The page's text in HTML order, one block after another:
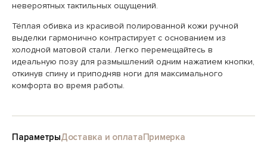
невероятных тактильных ощущений.
Тёплая обивка из красивой полированной кожи ручной
выделки гармонично контрастирует с основанием из
холодной матовой стали. Легко перемещайтесь в
идеальную позу для размышлений одним нажатием кнопки,
откинув спину и приподняв ноги для максимального
комфорта во время работы.
ПараметрыДоставка и оплатаПримерка